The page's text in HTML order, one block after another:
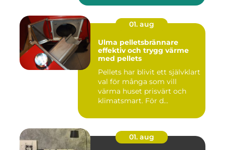
01. aug
Ulma pelletsbrännare
effektiv och trygg värme
med pellets
Pellets har blivit ett självklart
val för många som vill
värma huset prisvärt och
klimatsmart. För d...
01. aug